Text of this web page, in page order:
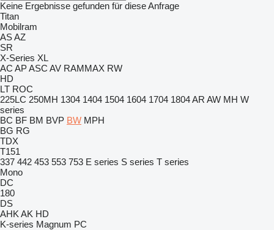
Keine Ergebnisse gefunden für diese Anfrage
Titan
Mobilram
ASAZ
SR
X-Series XL
AC APASC AV RAMMAX RW
HD
LT ROC
225LC 250MH 1304 1404 1504 1604 1704 1804AR AW MH W
series
BC BF BM BVP BW MPH
BG RG
TDX
T151
337 442 453 553 753 E series S series T series
Mono
DC
180
DS
AHK AK HD
K-series Magnum PC